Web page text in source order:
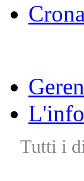
Tutti i